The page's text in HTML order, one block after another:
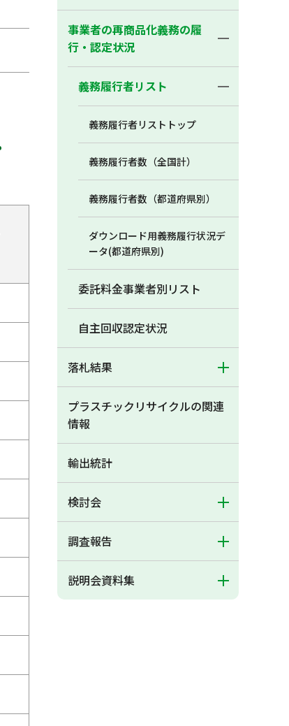
事業者の再商品化義務の履
行・認定状況
義務履行者リスト
義務履行者リストトップ
義務履行者数（全国計）
義務履行者数（都道府県別）
ダウンロード用義務履行状況デ
ータ(都道府県別)
委託料金事業者別リスト
自主回収認定状況
落札結果
プラスチックリサイクルの関連
情報
輸出統計
検討会
調査報告
説明会資料集